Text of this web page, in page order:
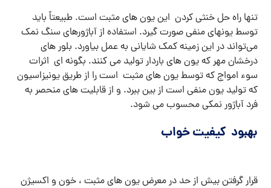
تنها راه حل خنثی کردن این یون های مثبت است. طبیعتاً باید
توسط یونهای منفی صورت گیرد. استفاده از آباژورهای سنگ نمک
می‌تواند در این زمینه کمک شایانی به عمل بیاورد. بلور های
درخشان مهر که یون های باردار تولید می کنند. بگونه ای اثرات
سوء امواج که توسط یون های مثبت است را از طریق یونیزاسیون
که تولید یون منفی است از بین ببرد. و از قابلیت های منحصر به
فرد آباژور نمکی محسوب می شود.
بهبود کیفیت خواب
قرار گرفتن بیش از حد در معرض یون های مثبت ، خون و اکسیژن